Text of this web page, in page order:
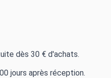
dès 30 € d'achats.
jours après réception.